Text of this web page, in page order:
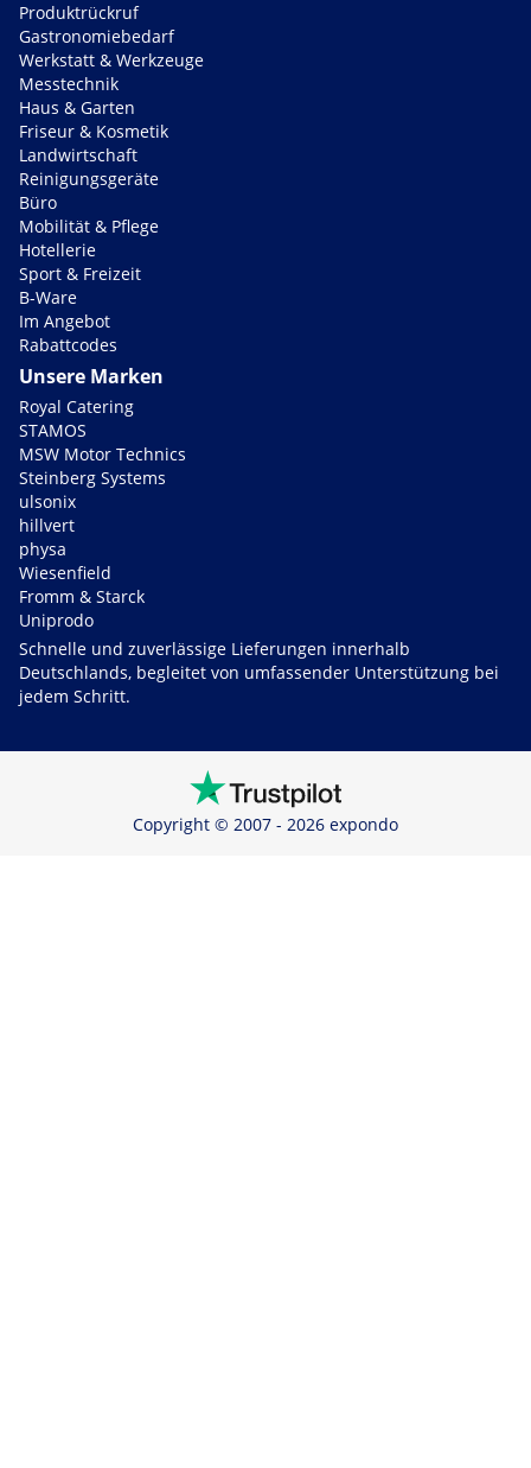
Produktrückruf
Gastronomiebedarf
Werkstatt & Werkzeuge
Messtechnik
Haus & Garten
Friseur & Kosmetik
Landwirtschaft
Reinigungsgeräte
Büro
Mobilität & Pflege
Hotellerie
Sport & Freizeit
B-Ware
Im Angebot
Rabattcodes
Unsere Marken
Royal Catering
STAMOS
MSW Motor Technics
Steinberg Systems
ulsonix
hillvert
physa
Wiesenfield
Fromm & Starck
Uniprodo
Schnelle und zuverlässige Lieferungen innerhalb
Deutschlands, begleitet von umfassender Unterstützung bei
jedem Schritt.
Copyright © 2007 - 2026 expondo